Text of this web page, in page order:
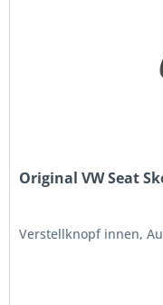
Original VW Seat
Verstellknopf innen,